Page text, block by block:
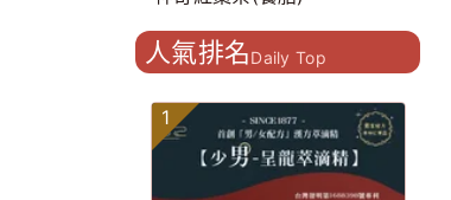
人氣排名Daily Top
1